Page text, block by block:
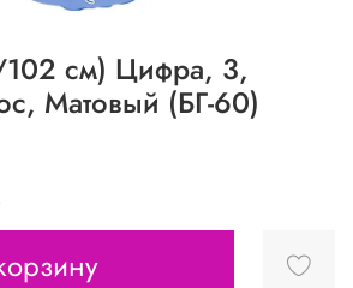
см) Цифра, 3,
Матовый (БГ-60)